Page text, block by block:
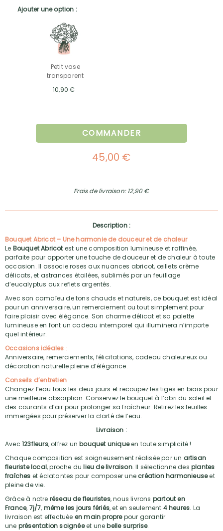
Ajouter une option :
Petit vase
transparent
10,90 €
COMMANDER
45,00 €
Frais de livraison: 12,90 €
Description :
Bouquet Abricot – Une harmonie de douceur et de chaleur
Le Bouquet Abricotest une composition lumineuse et raffinée,
parfaite pour apporter une touche de douceur et de chaleur à toute
occasion. Il associe roses aux nuances abricot, œillets crème
délicats, et astrances étoilées, sublimés par un feuillage
d’eucalyptus aux reflets argentés.
Avec son camaïeu de tons chauds et naturels, ce bouquet est idéal
pour un anniversaire, un remerciement ou tout simplement pour
faire plaisir avec élégance. Son charme délicat et sa palette
lumineuse en font un cadeau intemporel qui illuminera n’importe
quel intérieur.
Occasions idéales :
Anniversaire, remerciements, félicitations, cadeau chaleureux ou
décoration naturelle pleine d’élégance.
Conseils d’entretien :
Changez l’eau tous les deux jours et recoupez les tiges en biais pour
une meilleure absorption. Conservez le bouquet à l’abri du soleil et
des courants d’air pour prolonger sa fraîcheur. Retirez les feuilles
immergées pour préserver la clarté de l’eau.
Livraison :
Avec 123fleurs, offrez unbouquet uniqueen toute simplicité !
Chaque composition est soigneusement réalisée par un artisan
fleuriste local, proche dulieu de livraison. Il sélectionne desplantes
fraîches et éclatantes pour composer une création harmonieuseet
pleine de vie.
Grâce à notre réseau de fleuristes, nous livrons partout en
France, 7j/7, même les jours fériés, et en seulement 4 heures. La
livraison est effectuée en main proprepour garantir
une présentation soignéeet unebelle surprise.